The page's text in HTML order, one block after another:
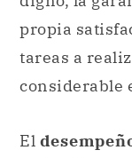
propia
tareas a
considerable
El